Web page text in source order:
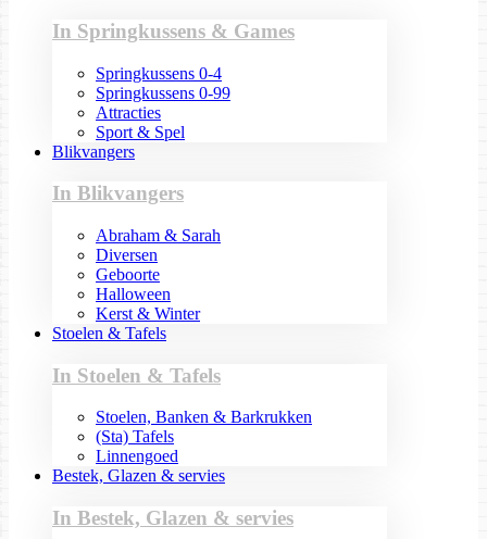
In Springkussens & Games
Springkussens 0-4
Springkussens 0-99
Attracties
Sport & Spel
Blikvangers
In Blikvangers
Abraham & Sarah
Diversen
Geboorte
Halloween
Kerst & Winter
Stoelen & Tafels
In Stoelen & Tafels
Stoelen, Banken & Barkrukken
(Sta) Tafels
Linnengoed
Bestek, Glazen & servies
In Bestek, Glazen & servies